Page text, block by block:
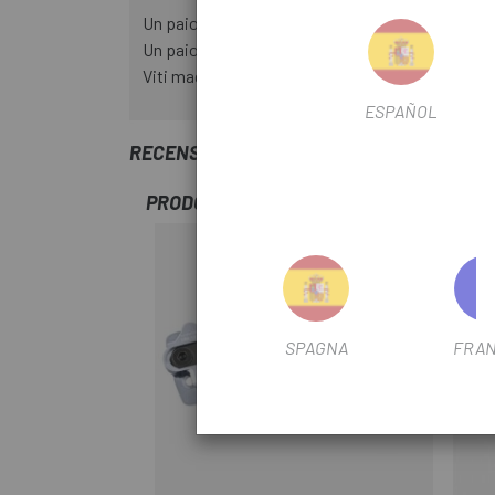
Un paio di tacchette magped FORTI per la
Un paio di cuscinetti in plastica
Viti magnetiche in 2 lunghezze
RECENSIONI TRUSTED SHOPS
PRODOTTI SIMILI
ESPAÑOL
SPAGNA